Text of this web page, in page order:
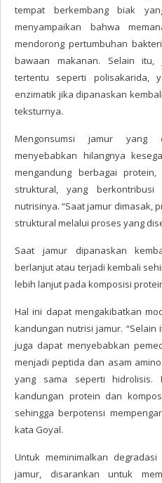
tempat berkembang biak
menyampaikan bahwa
mendorong pertumbuhan
bawaan makanan. Selain itu,
tertentu seperti polisakarida,
enzimatik jika dipanaskan
teksturnya.
Mengonsumsi jamur yang
menyebabkan hilangnya
mengandung berbagai
struktural, yang
nutrisinya. “Saat jamur dimasak,
struktural melalui proses yang
Saat jamur dipanaskan
berlanjut atau terjadi kembali
lebih lanjut pada komposisi
Hal ini dapat mengakibatkan
kandungan nutrisi jamur.
juga dapat menyebabkan
menjadi peptida dan asam
yang sama seperti hidrolisis.
kandungan protein dan
sehingga berpotensi
kata Goyal.
Untuk meminimalkan
jamur, disarankan untuk